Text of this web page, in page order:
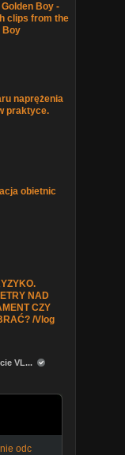
Boy -
clips from the
Boy
naprężenia
praktyce.
obietnic
NAD
CZY
/Vlog
VL...
odc